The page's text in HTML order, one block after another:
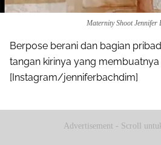
Maternity Shoot Jennifer
Berpose berani dan bagian
tangan kirinya yang membuatnya
[Instagram/jenniferbachdim]
Advertisement - Scroll